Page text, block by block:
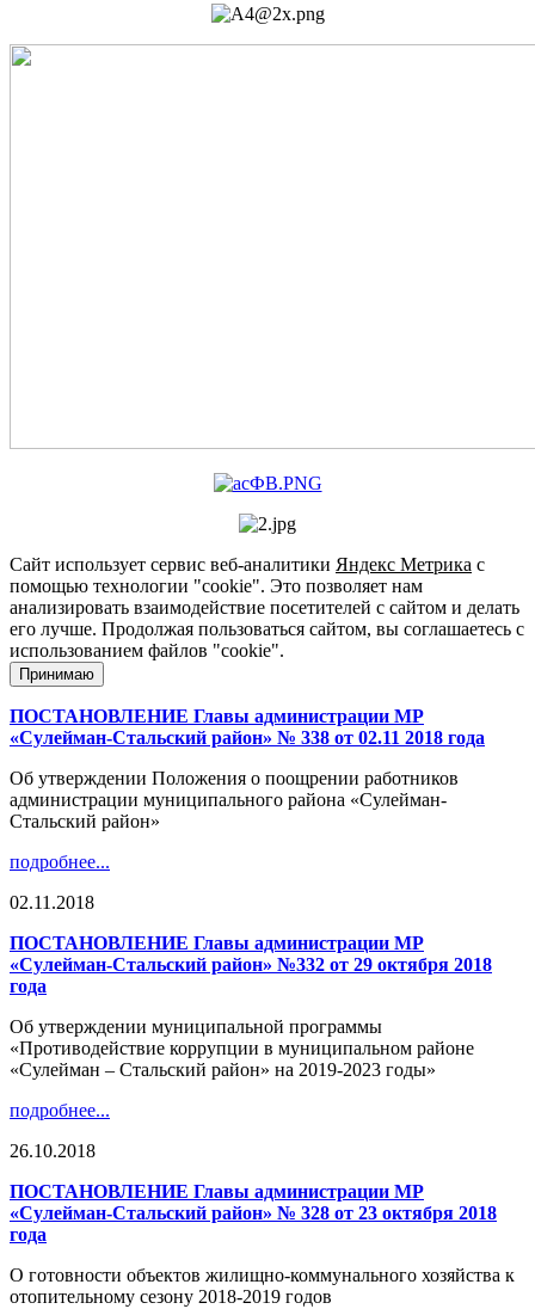
Сайт использует сервис веб-аналитики Яндекс Метрика с
помощью технологии "cookie". Это позволяет нам
анализировать взаимодействие посетителей с сайтом и делать
его лучше. Продолжая пользоваться сайтом, вы соглашаетесь с
использованием файлов "cookie".
Принимаю
ПОСТАНОВЛЕНИЕ Главы администрации МР
«Сулейман-Стальский район» № 338 от 02.11 2018 года
Об утверждении Положения о поощрении работников
администрации муниципального района «Сулейман-
Стальский район»
подробнее...
02.11.2018
ПОСТАНОВЛЕНИЕ Главы администрации МР
«Сулейман-Стальский район» №332 от 29 октября 2018
года
Об утверждении муниципальной программы
«Противодействие коррупции в муниципальном районе
«Сулейман – Стальский район» на 2019-2023 годы»
подробнее...
26.10.2018
ПОСТАНОВЛЕНИЕ Главы администрации МР
«Сулейман-Стальский район» № 328 от 23 октября 2018
года
О готовности объектов жилищно-коммунального хозяйства к
отопительному сезону 2018-2019 годов